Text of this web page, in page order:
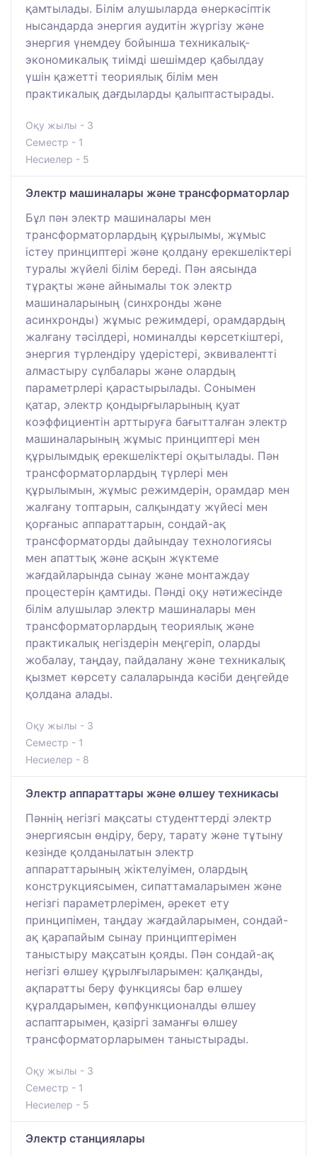
қамтылады. Білім алушыларда өнеркәсіптік
нысандарда энергия аудитін жүргізу және
энергия үнемдеу бойынша техникалық-
экономикалық тиімді шешімдер қабылдау
үшін қажетті теориялық білім мен
практикалық дағдыларды қалыптастырады.
Оқу жылы - 3
Семестр - 1
Несиелер - 5
Электр машиналары және трансформаторлар
Бұл пән электр машиналары мен
трансформаторлардың құрылымы, жұмыс
істеу принциптері және қолдану ерекшеліктері
туралы жүйелі білім береді. Пән аясында
тұрақты және айнымалы ток электр
машиналарының (синхронды және
асинхронды) жұмыс режимдері, орамдардың
жалғану тәсілдері, номиналды көрсеткіштері,
энергия түрлендіру үдерістері, эквивалентті
алмастыру сұлбалары және олардың
параметрлері қарастырылады. Сонымен
қатар, электр қондырғыларының қуат
коэффициентін арттыруға бағытталған электр
машиналарының жұмыс принциптері мен
құрылымдық ерекшеліктері оқытылады. Пән
трансформаторлардың түрлері мен
құрылымын, жұмыс режимдерін, орамдар мен
жалғану топтарын, салқындату жүйесі мен
қорғаныс аппараттарын, сондай-ақ
трансформаторды дайындау технологиясы
мен апаттық және асқын жүктеме
жағдайларында сынау және монтаждау
процестерін қамтиды. Пәнді оқу нәтижесінде
білім алушылар электр машиналары мен
трансформаторлардың теориялық және
практикалық негіздерін меңгеріп, оларды
жобалау, таңдау, пайдалану және техникалық
қызмет көрсету салаларында кәсіби деңгейде
қолдана алады.
Оқу жылы - 3
Семестр - 1
Несиелер - 8
Электр аппараттары және өлшеу техникасы
Пәннің негізгі мақсаты студенттерді электр
энергиясын өндіру, беру, тарату және тұтыну
кезінде қолданылатын электр
аппараттарының жіктелуімен, олардың
конструкциясымен, сипаттамаларымен және
негізгі параметрлерімен, әрекет ету
принципімен, таңдау жағдайларымен, сондай-
ақ қарапайым сынау принциптерімен
таныстыру мақсатын қояды. Пән сондай-ақ
негізгі өлшеу құрылғыларымен: қалқанды,
ақпаратты беру функциясы бар өлшеу
құралдарымен, көпфункционалды өлшеу
аспаптарымен, қазіргі заманғы өлшеу
трансформаторларымен таныстырады.
Оқу жылы - 3
Семестр - 1
Несиелер - 5
Электр станциялары